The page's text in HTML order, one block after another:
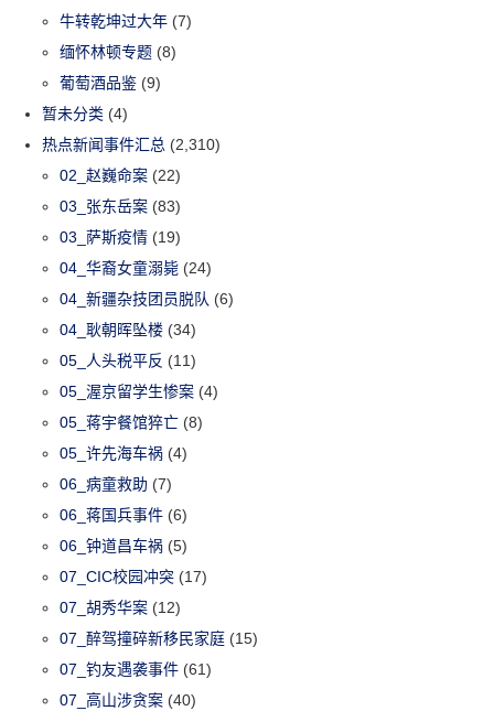
牛转乾坤过大年 (7)
缅怀林顿专题 (8)
葡萄酒品鉴 (9)
暂未分类 (4)
热点新闻事件汇总 (2,310)
02_赵巍命案 (22)
03_张东岳案 (83)
03_萨斯疫情 (19)
04_华裔女童溺毙 (24)
04_新疆杂技团员脱队 (6)
04_耿朝晖坠楼 (34)
05_人头税平反 (11)
05_渥京留学生惨案 (4)
05_蒋宇餐馆猝亡 (8)
05_许先海车祸 (4)
06_病童救助 (7)
06_蒋国兵事件 (6)
06_钟道昌车祸 (5)
07_CIC校园冲突 (17)
07_胡秀华案 (12)
07_醉驾撞碎新移民家庭 (15)
07_钓友遇袭事件 (61)
07_高山涉贪案 (40)